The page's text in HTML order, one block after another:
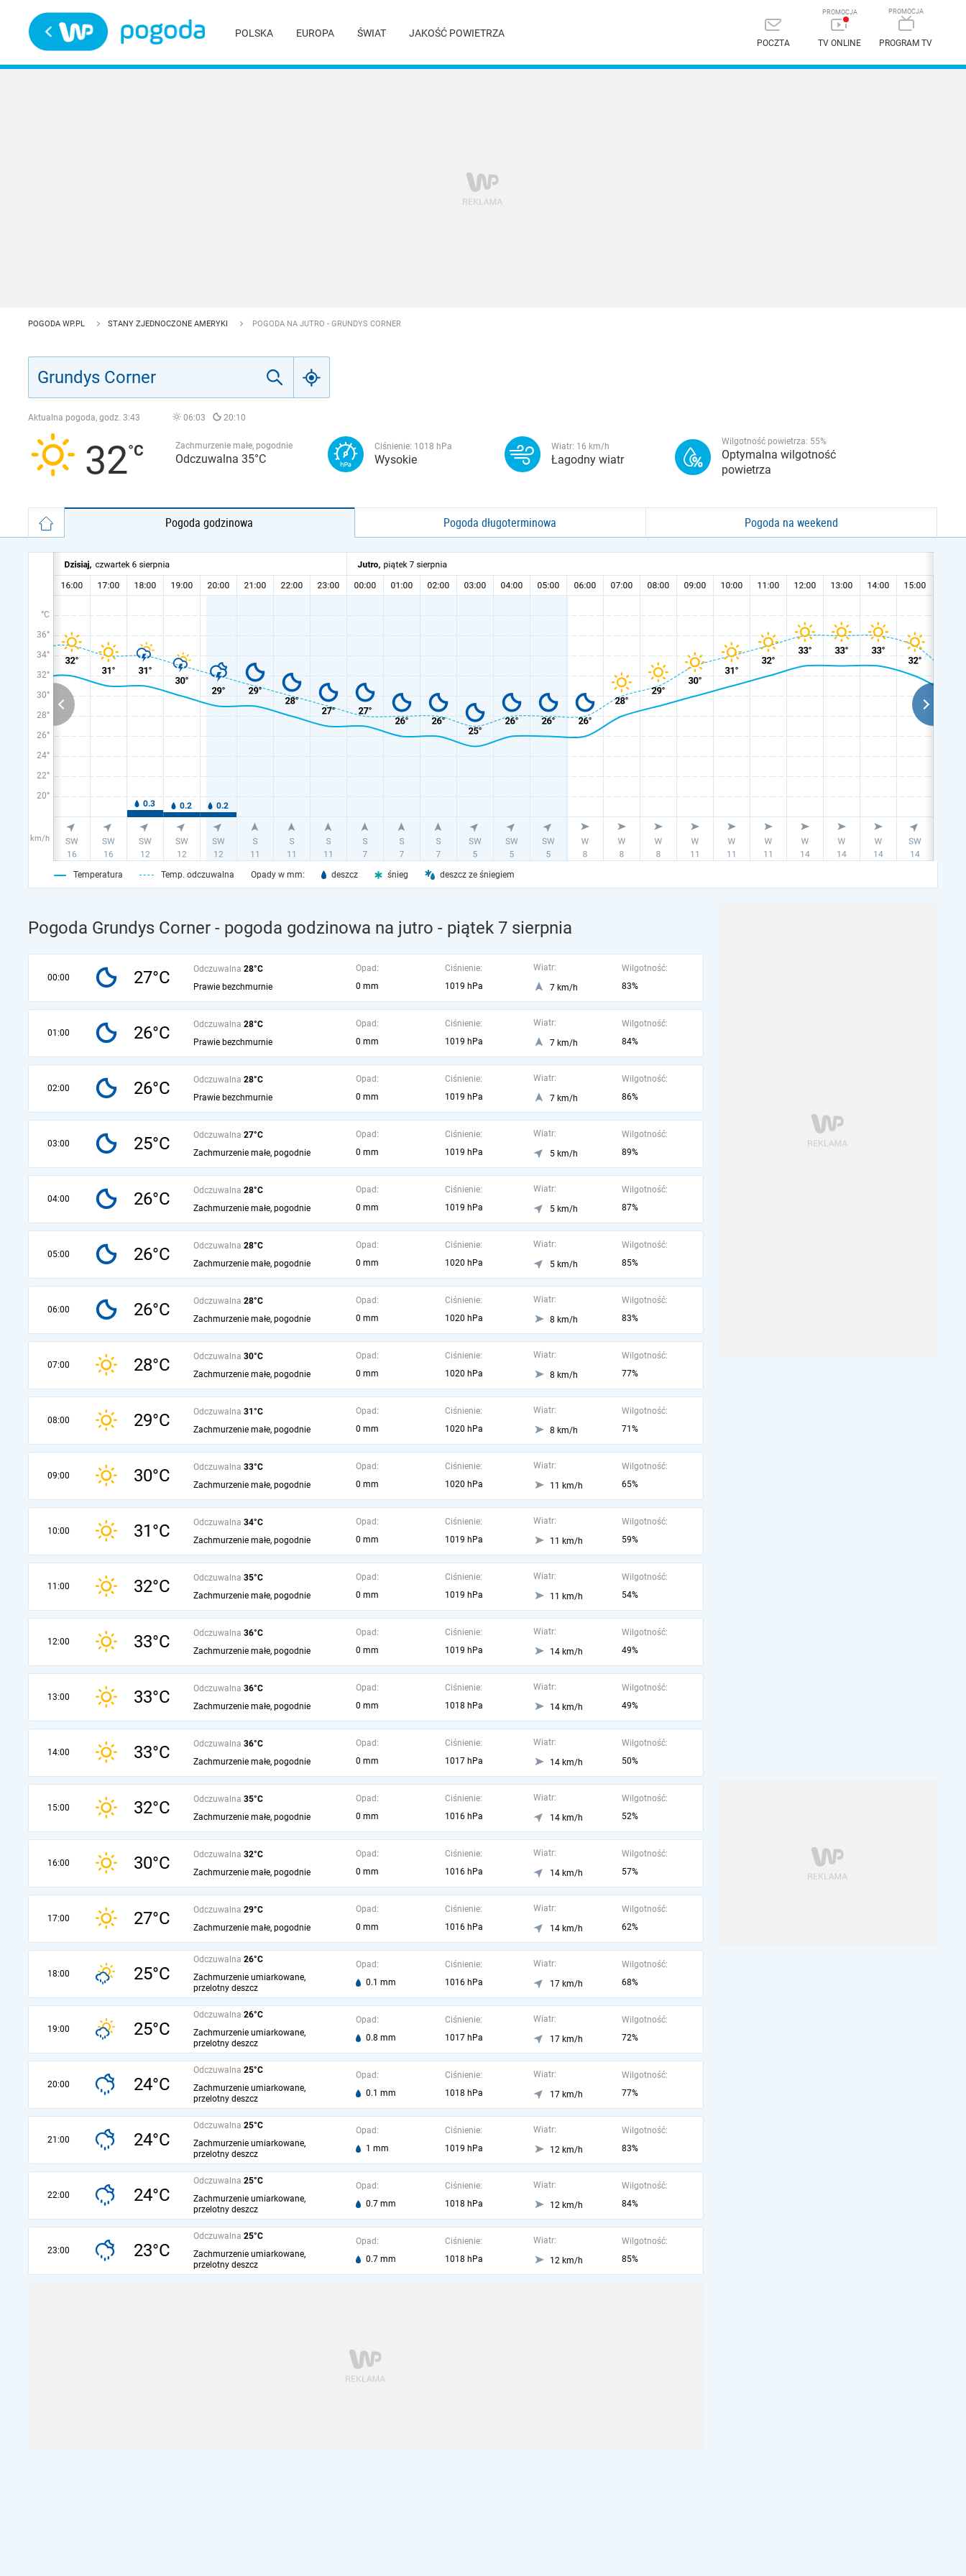
POLSKA EUROPA ŚWIAT JAKOŚĆ POWIETRZA
POCZTA TV ONLINE PROGRAM TV
POGODA WP.PL STANY ZJEDNOCZONE AMERYKI POGODA NA JUTRO - GRUNDYS CORNER
Aktualna pogoda, godz. 3:43 06:03 20:10
32 Zachmurzenie małe, pogodnie
Odczuwalna 35°C
Ciśnienie: 1018 hPa
Wysokie
Wiatr: 16 km/h
Łagodny wiatr
Wilgotność powietrza: 55%
Optymalna wilgotność
powietrza
Pogoda godzinowa Pogoda długoterminowa Pogoda na weekend
°C
36°
34°
32°
30°
28°
26°
24°
22°
20°
km/h
Temperatura Temp. odczuwalna Opady w mm: deszcz śnieg deszcz ze śniegiem
Pogoda Grundys Corner - pogoda godzinowa na jutro - piątek 7 sierpnia
00:00 27°C Odczuwalna 28°C
Prawie bezchmurnie
Opad:
0 mm
Ciśnienie:
1019 hPa
Wiatr:
7 km/h
Wilgotność:
83%
01:00 26°C Odczuwalna 28°C
Prawie bezchmurnie
Opad:
0 mm
Ciśnienie:
1019 hPa
Wiatr:
7 km/h
Wilgotność:
84%
02:00 26°C Odczuwalna 28°C
Prawie bezchmurnie
Opad:
0 mm
Ciśnienie:
1019 hPa
Wiatr:
7 km/h
Wilgotność:
86%
03:00 25°C Odczuwalna 27°C
Zachmurzenie małe, pogodnie
Opad:
0 mm
Ciśnienie:
1019 hPa
Wiatr:
5 km/h
Wilgotność:
89%
04:00 26°C Odczuwalna 28°C
Zachmurzenie małe, pogodnie
Opad:
0 mm
Ciśnienie:
1019 hPa
Wiatr:
5 km/h
Wilgotność:
87%
05:00 26°C Odczuwalna 28°C
Zachmurzenie małe, pogodnie
Opad:
0 mm
Ciśnienie:
1020 hPa
Wiatr:
5 km/h
Wilgotność:
85%
06:00 26°C Odczuwalna 28°C
Zachmurzenie małe, pogodnie
Opad:
0 mm
Ciśnienie:
1020 hPa
Wiatr:
8 km/h
Wilgotność:
83%
07:00 28°C Odczuwalna 30°C
Zachmurzenie małe, pogodnie
Opad:
0 mm
Ciśnienie:
1020 hPa
Wiatr:
8 km/h
Wilgotność:
77%
08:00 29°C Odczuwalna 31°C
Zachmurzenie małe, pogodnie
Opad:
0 mm
Ciśnienie:
1020 hPa
Wiatr:
8 km/h
Wilgotność:
71%
09:00 30°C Odczuwalna 33°C
Zachmurzenie małe, pogodnie
Opad:
0 mm
Ciśnienie:
1020 hPa
Wiatr:
11 km/h
Wilgotność:
65%
10:00 31°C Odczuwalna 34°C
Zachmurzenie małe, pogodnie
Opad:
0 mm
Ciśnienie:
1019 hPa
Wiatr:
11 km/h
Wilgotność:
59%
11:00 32°C Odczuwalna 35°C
Zachmurzenie małe, pogodnie
Opad:
0 mm
Ciśnienie:
1019 hPa
Wiatr:
11 km/h
Wilgotność:
54%
12:00 33°C Odczuwalna 36°C
Zachmurzenie małe, pogodnie
Opad:
0 mm
Ciśnienie:
1019 hPa
Wiatr:
14 km/h
Wilgotność:
49%
13:00 33°C Odczuwalna 36°C
Zachmurzenie małe, pogodnie
Opad:
0 mm
Ciśnienie:
1018 hPa
Wiatr:
14 km/h
Wilgotność:
49%
14:00 33°C Odczuwalna 36°C
Zachmurzenie małe, pogodnie
Opad:
0 mm
Ciśnienie:
1017 hPa
Wiatr:
14 km/h
Wilgotność:
50%
15:00 32°C Odczuwalna 35°C
Zachmurzenie małe, pogodnie
Opad:
0 mm
Ciśnienie:
1016 hPa
Wiatr:
14 km/h
Wilgotność:
52%
16:00 30°C Odczuwalna 32°C
Zachmurzenie małe, pogodnie
Opad:
0 mm
Ciśnienie:
1016 hPa
Wiatr:
14 km/h
Wilgotność:
57%
17:00 27°C Odczuwalna 29°C
Zachmurzenie małe, pogodnie
Opad:
0 mm
Ciśnienie:
1016 hPa
Wiatr:
14 km/h
Wilgotność:
62%
18:00 25°C
Odczuwalna 26°C
Zachmurzenie umiarkowane,
przelotny deszcz
Opad:
0.1 mm
Ciśnienie:
1016 hPa
Wiatr:
17 km/h
Wilgotność:
68%
19:00 25°C
Odczuwalna 26°C
Zachmurzenie umiarkowane,
przelotny deszcz
Opad:
0.8 mm
Ciśnienie:
1017 hPa
Wiatr:
17 km/h
Wilgotność:
72%
20:00 24°C
Odczuwalna 25°C
Zachmurzenie umiarkowane,
przelotny deszcz
Opad:
0.1 mm
Ciśnienie:
1018 hPa
Wiatr:
17 km/h
Wilgotność:
77%
21:00 24°C
Odczuwalna 25°C
Zachmurzenie umiarkowane,
przelotny deszcz
Opad:
1 mm
Ciśnienie:
1019 hPa
Wiatr:
12 km/h
Wilgotność:
83%
22:00 24°C
Odczuwalna 25°C
Zachmurzenie umiarkowane,
przelotny deszcz
Opad:
0.7 mm
Ciśnienie:
1018 hPa
Wiatr:
12 km/h
Wilgotność:
84%
23:00 23°C
Odczuwalna 25°C
Zachmurzenie umiarkowane,
przelotny deszcz
Opad:
0.7 mm
Ciśnienie:
1018 hPa
Wiatr:
12 km/h
Wilgotność:
85%